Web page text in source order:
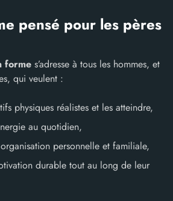
pensé pour les pères
forme s’adresse à tous les hommes, et
qui veulent :
physiques réalistes et les atteindre,
au quotidien,
personnelle et familiale,
durable tout au long de leur